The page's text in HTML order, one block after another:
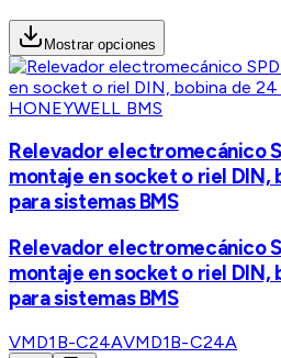
Mostrar opciones
HONEYWELL BMS
Relevador electromecánico
montaje en socket o riel DIN,
para sistemas BMS
Relevador electromecánico
montaje en socket o riel DIN,
para sistemas BMS
VMD1B-C24AVMD1B-C24A